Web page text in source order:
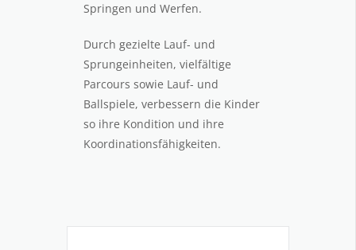
Springen und Werfen.
Durch gezielte Lauf- und
Sprungeinheiten, vielfältige
Parcours sowie Lauf- und
Ballspiele, verbessern die Kinder
so ihre Kondition und ihre
Koordinationsfähigkeiten.